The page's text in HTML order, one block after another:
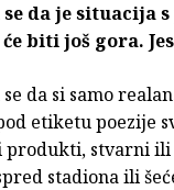
da je situacija
biti još gora.
da si samo
etiketu poezije
stvarni
stadiona ili